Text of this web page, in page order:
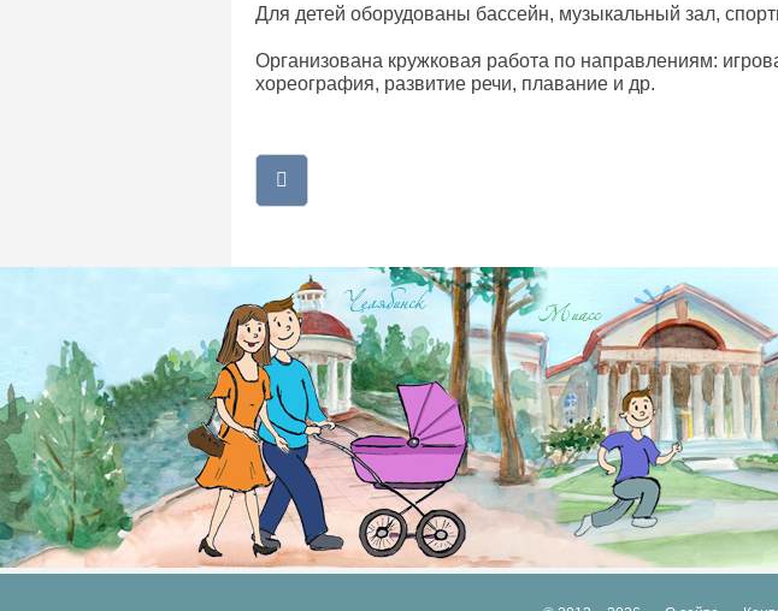
Для детей оборудованы бассейн, музыкальный зал,
Организована кружковая работа по направлениям:
хореография, развитие речи, плавание и др.